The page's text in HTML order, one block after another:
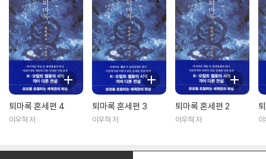
퇴마록 혼세편 4
이우혁 저
퇴마록 혼세편 3
이우혁 저
퇴마록 혼세편 2
이우혁 저